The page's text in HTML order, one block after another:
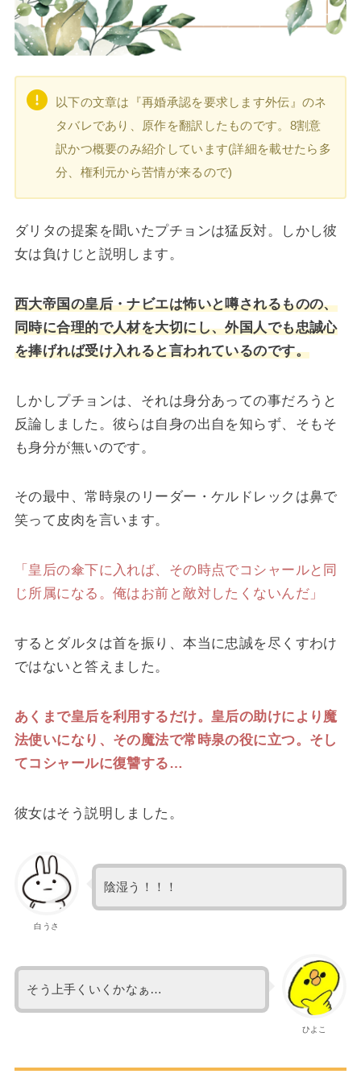
以下の文章は『再婚承認を要求します外伝』のネ
タバレであり、原作を翻訳したものです。8割意
訳かつ概要のみ紹介しています(詳細を載せたら多
分、権利元から苦情が来るので)
ダリタの提案を聞いたプチョンは猛反対。しかし彼
女は負けじと説明します。
西大帝国の皇后・ナビエは怖いと噂されるものの、
同時に合理的で人材を大切にし、外国人でも忠誠心
を捧げれば受け入れると言われているのです。
しかしプチョンは、それは身分あっての事だろうと
反論しました。彼らは自身の出自を知らず、そもそ
も身分が無いのです。
その最中、常時泉のリーダー・ケルドレックは鼻で
笑って皮肉を言います。
「皇后の傘下に入れば、その時点でコシャールと同
じ所属になる。俺はお前と敵対したくないんだ」
するとダルタは首を振り、本当に忠誠を尽くすわけ
ではないと答えました。
あくまで皇后を利用するだけ。皇后の助けにより魔
法使いになり、その魔法で常時泉の役に立つ。そし
てコシャールに復讐する…
彼女はそう説明しました。
白うさ
陰湿う！！！
ひよこ
そう上手くいくかなぁ…